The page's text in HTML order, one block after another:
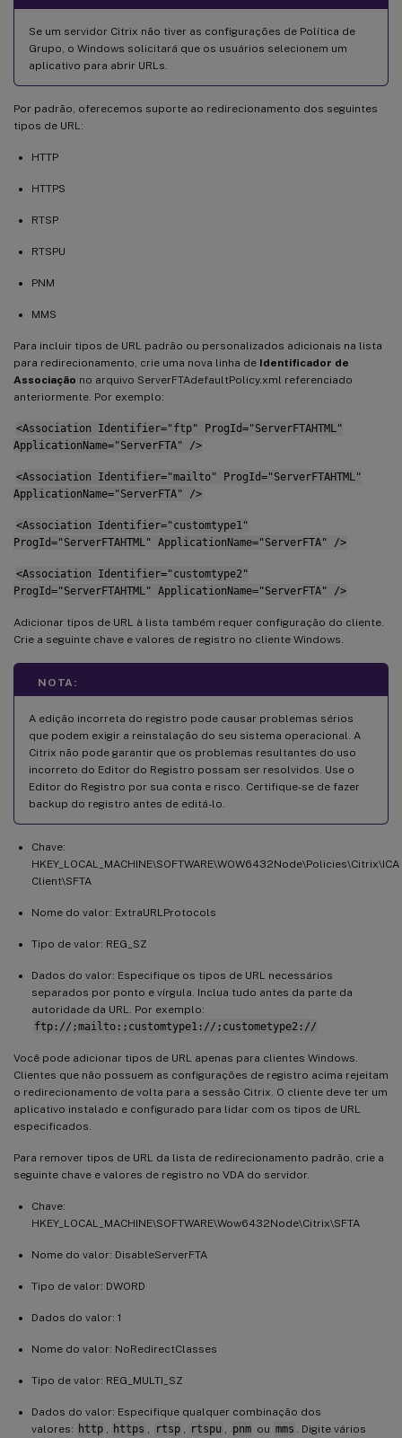
Se um servidor Citrix não tiver as configurações de Política de
Grupo, o Windows solicitará que os usuários selecionem um
aplicativo para abrir URLs.
Por padrão, oferecemos suporte ao redirecionamento dos seguintes
tipos de URL:
HTTP
HTTPS
RTSP
RTSPU
PNM
MMS
Para incluir tipos de URL padrão ou personalizados adicionais na lista
para redirecionamento, crie uma nova linha de Identificador de
Associação no arquivo ServerFTAdefaultPolicy.xml referenciado
anteriormente. Por exemplo:
<Association Identifier="ftp" ProgId="ServerFTAHTML"
ApplicationName="ServerFTA" />
<Association Identifier="mailto" ProgId="ServerFTAHTML"
ApplicationName="ServerFTA" />
<Association Identifier="customtype1"
ProgId="ServerFTAHTML" ApplicationName="ServerFTA" />
<Association Identifier="customtype2"
ProgId="ServerFTAHTML" ApplicationName="ServerFTA" />
Adicionar tipos de URL à lista também requer configuração do cliente.
Crie a seguinte chave e valores de registro no cliente Windows.
NOTA:
A edição incorreta do registro pode causar problemas sérios
que podem exigir a reinstalação do seu sistema operacional. A
Citrix não pode garantir que os problemas resultantes do uso
incorreto do Editor do Registro possam ser resolvidos. Use o
Editor do Registro por sua conta e risco. Certifique-se de fazer
backup do registro antes de editá-lo.
Chave:
HKEY_LOCAL_MACHINE\SOFTWARE\WOW6432Node\Policies\Citrix\ICA
Client\SFTA
Nome do valor: ExtraURLProtocols
Tipo de valor: REG_SZ
Dados do valor: Especifique os tipos de URL necessários
separados por ponto e vírgula. Inclua tudo antes da parte da
autoridade da URL. Por exemplo:
ftp://;mailto:;customtype1://;custometype2://
Você pode adicionar tipos de URL apenas para clientes Windows.
Clientes que não possuem as configurações de registro acima rejeitam
o redirecionamento de volta para a sessão Citrix. O cliente deve ter um
aplicativo instalado e configurado para lidar com os tipos de URL
especificados.
Para remover tipos de URL da lista de redirecionamento padrão, crie a
seguinte chave e valores de registro no VDA do servidor.
Chave:
HKEY_LOCAL_MACHINE\SOFTWARE\Wow6432Node\Citrix\SFTA
Nome do valor: DisableServerFTA
Tipo de valor: DWORD
Dados do valor: 1
Nome do valor: NoRedirectClasses
Tipo de valor: REG_MULTI_SZ
Dados do valor: Especifique qualquer combinação dos
valores: http https rtsp rtspu pnm ou mms
. Digite vários